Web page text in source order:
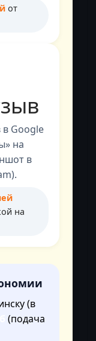
от
Google
на
в
на
(в
(подача